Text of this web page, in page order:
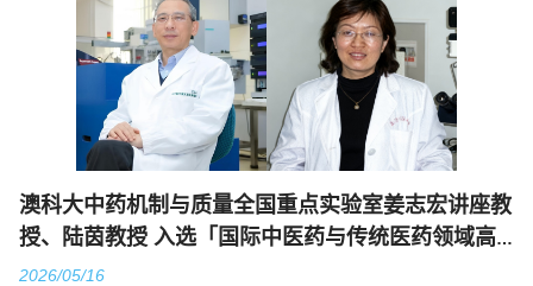
澳科大中药机制与质量全国重点实验室姜志宏讲座教
授、陆茵教授 入选「国际中医药与传统医药领域高
影响力科学家」名单
2026/05/16